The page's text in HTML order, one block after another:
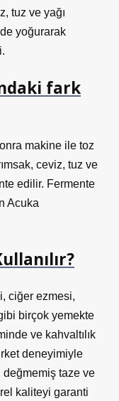
tuz ve yağı
yoğurarak
fark
makine ile toz
ceviz, tuz ve
edilir. Fermente
Acuka
ciğer ezmesi,
birçok yemekte
ve kahvaltılık
deneyimiyle
taze ve
kaliteyi garanti